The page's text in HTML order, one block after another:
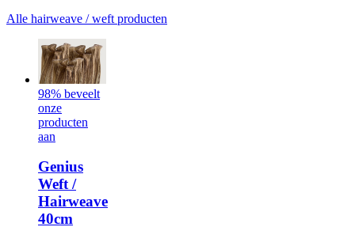
Alle hairweave / weft producten
98% beveelt
onze
producten
aan
Genius
Weft /
Hairweave
40cm